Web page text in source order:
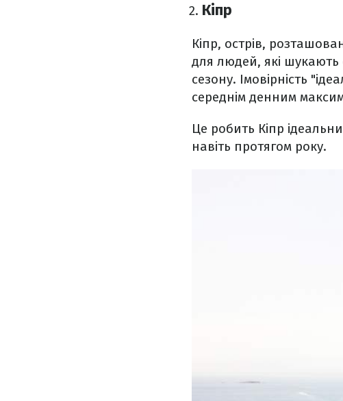
Кіпр
Кіпр, острів,
для людей, які шукають
сезону. Імовірність
середнім денним
Це робить Кіпр
навіть протягом року.